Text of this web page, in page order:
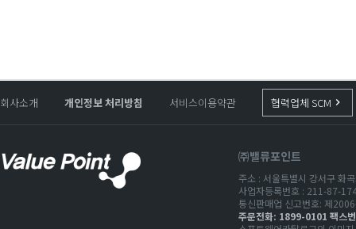
회사소개 개인정보 처리방침 서비스이용약관 협력업체 SCM keyboard_arrow_right
㈜밸류포인트
주소 : 서울특별시 강서구 화
사업자등록번호 : 211-87-
통신판매업 신고번호: 제
주문전화: 1899-0101 팩스